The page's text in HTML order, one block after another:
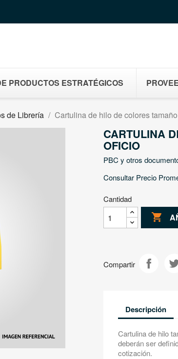
PRODUCTOS ESTRATÉGICOS
de Librería Cartulina de hilo de colores
CARTULINA
OFICIO
PBC y otros
Consultar Precio
Cantidad

Compartir
Descripción
Cartulina de hilo
deberán ser
cotización.